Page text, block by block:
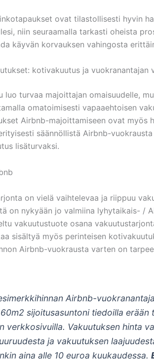
ovat tilastollisesti hyvin
niin seuraamalla tarkasti oheista
käyvän korvauksen vahingosta
kotivakuutus ja vuokranantajan
luo turvaa majoittajan omaisuudelle,
omatoimisesti vapaaehtoisen
Airbnb-majoittamiseen ovat myös
säännöllistä Airbnb-
lisäturvaksi.
on vielä vaihtelevaa ja riippuu
on nykyään jo valmiina lyhytaikais- /
vakuutustuote osana
sisältyä myös perinteisen
Airbnb-vuokrausta varten on
Airbnb-
sijoitusasuntoni tiedoilla erään
verkkosivuilla. Vakuutuksen hinta
ja vakuutuksen
aina alle 10 euroa kuukaudessa.